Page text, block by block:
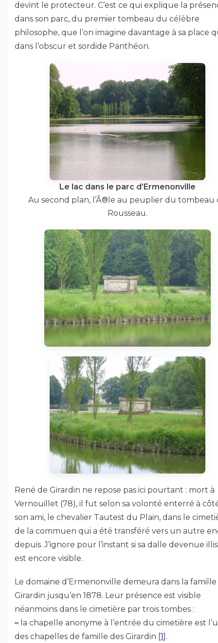
devint le protecteur. C’est ce qui explique la
dans son parc, du premier tombeau du célèbre
philosophe, que l’on imagine davantage à sa place
dans l’obscur et sordide Panthéon.
Le lac dans le parc d’Ermenonville
Au second plan, l’Ã®le au peuplier du tombeau
Rousseau.
René de Girardin ne repose pas ici pourtant : mort à
Vernouillet (78), il fut selon sa volonté enterré à
son ami, le chevalier Tautest du Plain, dans le
de la commuen qui a été transféré vers un autre
depuis. J’ignore pour l’instant si sa dalle devenue
est encore visible.
Le domaine d’Ermenonville demeura dans la famille
Girardin jusqu’en 1878. Leur présence est visible
néanmoins dans le cimetière par trois tombes :
– la chapelle anonyme à l’entrée du cimetière est
des chapelles de famille des Girardin [1] .